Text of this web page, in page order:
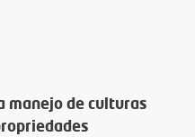
manejo de culturas